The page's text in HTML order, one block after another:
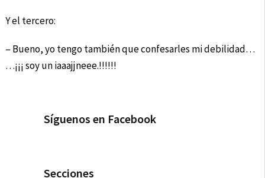
Y el tercero:
– Bueno, yo tengo también que confesarles mi debilidad…
…¡¡¡ soy un iaaajjneee.!!!!!!
Síguenos en Facebook
Secciones